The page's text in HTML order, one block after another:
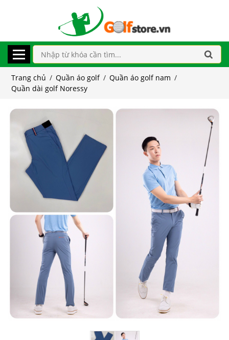
Trang chủ / Quần áo golf / Quần áo golf nam /
Quần dài golf Noressy